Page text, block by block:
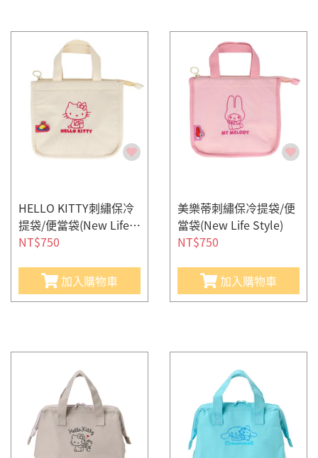
HELLO KITTY刺繡保冷
提袋/便當袋(New Life S
tyle)
NT$750
加入購物車
美樂蒂刺繡保冷提袋/便
當袋(New Life Style)
NT$750
加入購物車